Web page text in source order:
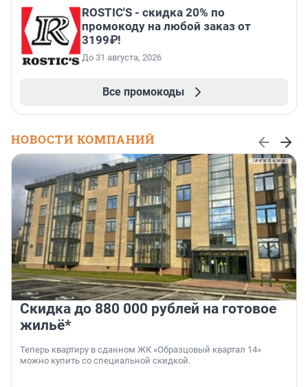
ROSTIC'S - скидка 20% по
промокоду на любой заказ от
3199₽!
До 31 августа, 2026
Все промокоды
НОВОСТИ КОМПАНИЙ
Скидка до 880 000 рублей на готовое
жильё*
Теперь квартиру в сданном ЖК «Образцовый квартал 14»
можно купить со специальной скидкой.